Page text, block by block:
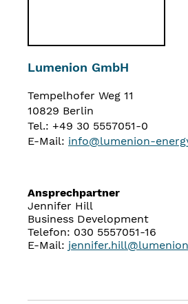
Lumenion GmbH
Tempelhofer Weg 11
10829 Berlin
Tel.: +49 30 5557051-0
E-Mail: info@lumenion-
Ansprechpartner
Jennifer Hill
Business Development
Telefon: 030 5557051-16
E-Mail: